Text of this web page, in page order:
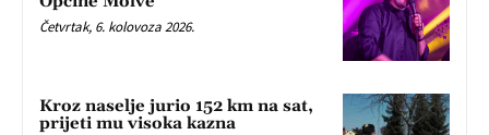
Četvrtak, 6. kolovoza 2026.
Kroz naselje jurio 152 km na sat,
prijeti mu visoka kazna